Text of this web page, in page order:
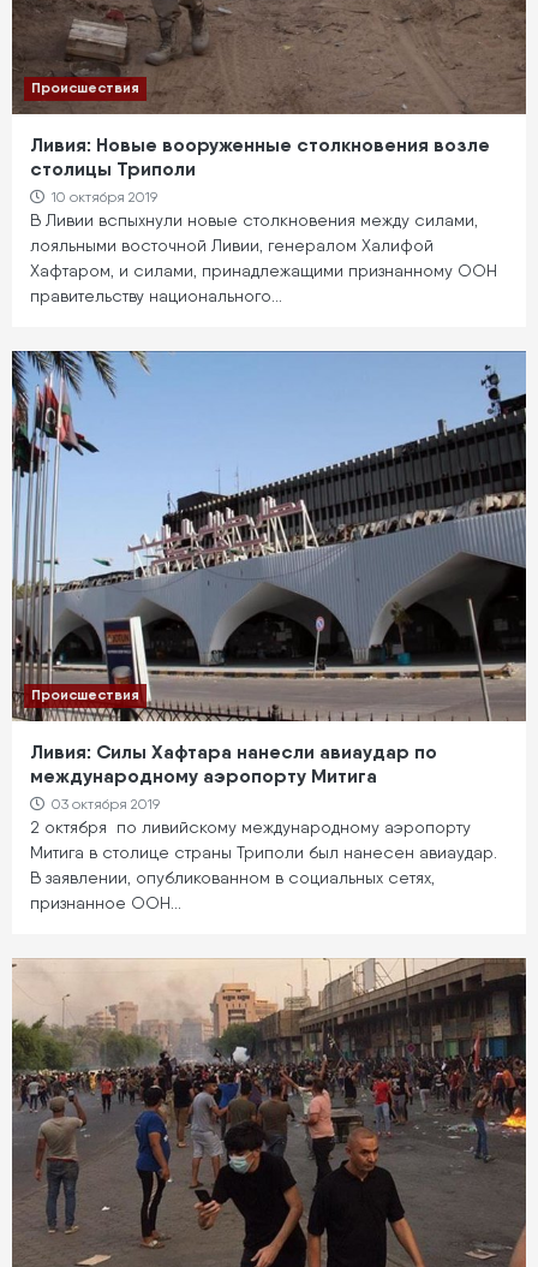
Происшествия
Ливия: Новые вооруженные столкновения возле
столицы Триполи
10 октября 2019
В Ливии вспыхнули новые столкновения между силами,
лояльными восточной Ливии, генералом Халифой
Хафтаром, и силами, принадлежащими признанному ООН
правительству национального…
Происшествия
Ливия: Силы Хафтара нанесли авиаудар по
международному аэропорту Митига
03 октября 2019
2 октября по ливийскому международному аэропорту
Митига в столице страны Триполи был нанесен авиаудар.
В заявлении, опубликованном в социальных сетях,
признанное ООН…